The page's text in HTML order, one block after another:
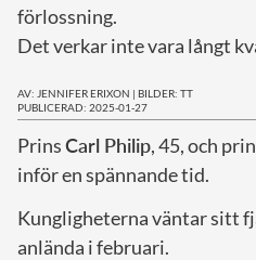
förlossning.
Det verkar inte vara långt
AV: JENNIFER ERIXON | BILDER: TT
PUBLICERAD: 2025-01-27
PrinsCarl Philip, 45, och
inför en spännande tid.
Kungligheterna väntar sitt
anlända i februari.